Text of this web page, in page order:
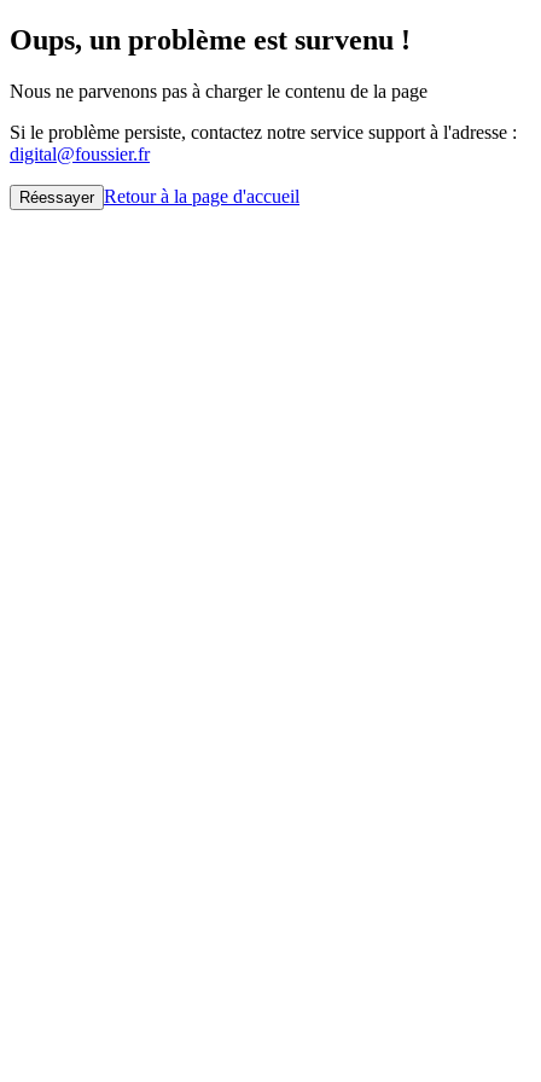
Oups, un problème est survenu !
Nous ne parvenons pas à charger le contenu de la page
Si le problème persiste, contactez notre service support à l'adresse :
digital@foussier.fr
Réessayer Retour à la page d'accueil